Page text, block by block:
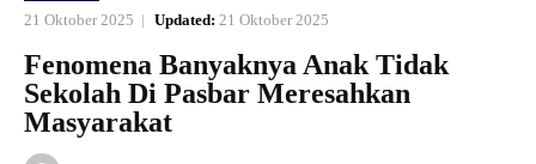
21 Oktober 2025 Updated: 21 Oktober 2025
Fenomena Banyaknya Anak Tidak
Sekolah Di Pasbar Meresahkan
Masyarakat